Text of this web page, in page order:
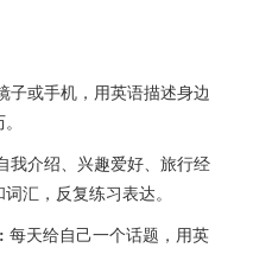
子或手机，用英语描述身边
我介绍、兴趣爱好、旅行经
汇，反复练习表达。
每天给自己一个话题，用英